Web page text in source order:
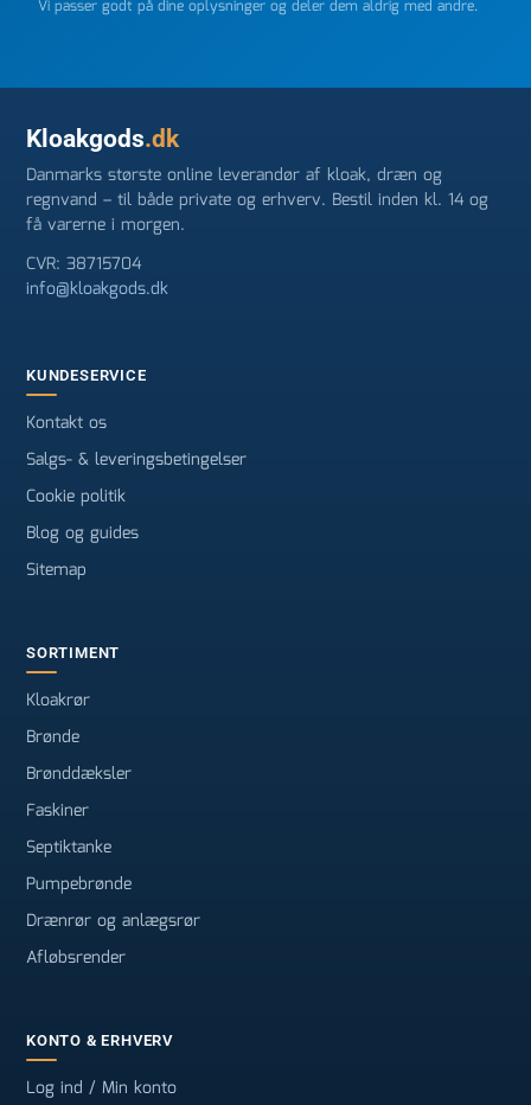
Vi passer godt på dine oplysninger og deler dem aldrig med andre.
Kloakgods.dk
Danmarks største online leverandør af kloak, dræn og
regnvand – til både private og erhverv. Bestil inden kl. 14 og
få varerne i morgen.
CVR: 38715704
info@kloakgods.dk
KUNDESERVICE
Kontakt os
Salgs- & leveringsbetingelser
Cookie politik
Blog og guides
Sitemap
SORTIMENT
Kloakrør
Brønde
Brønddæksler
Faskiner
Septiktanke
Pumpebrønde
Drænrør og anlægsrør
Afløbsrender
KONTO & ERHVERV
Log ind / Min konto